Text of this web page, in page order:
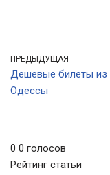
ПРЕДЫДУЩАЯ
Дешевые билеты из
Одессы
0 0 голосов
Рейтинг статьи